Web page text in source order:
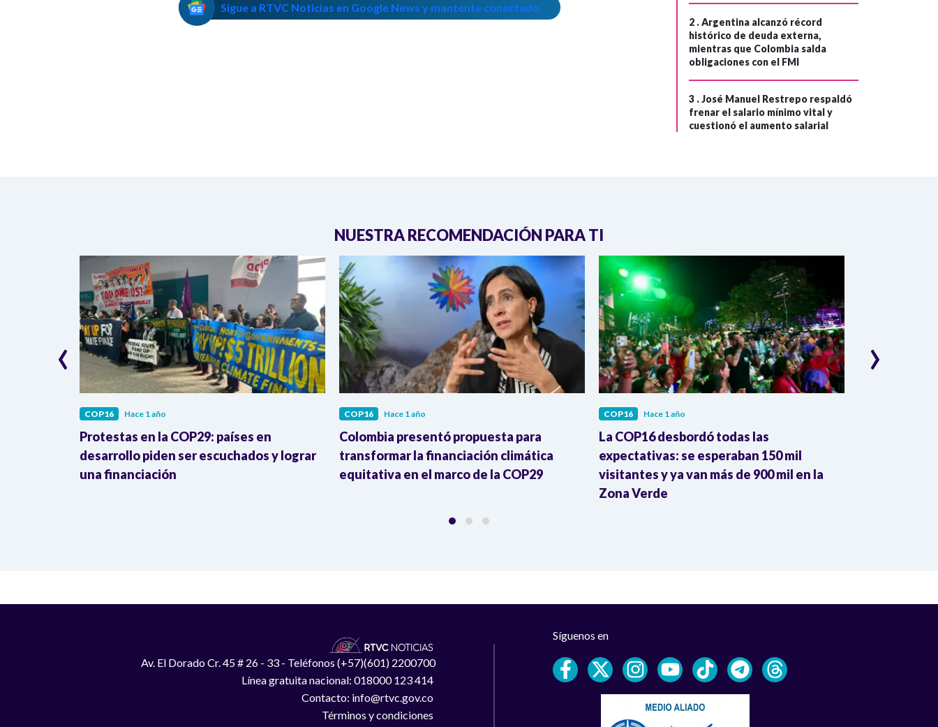
Sigue a RTVC Noticias en Google News y mantente conectado
2 .Argentina alcanzó récord
histórico de deuda externa,
mientras que Colombia salda
obligaciones con el FMI
3 .José Manuel Restrepo respaldó
frenar el salario mínimo vital y
cuestionó el aumento salarial
NUESTRA RECOMENDACIÓN PARA TI
COP16 Hace 1 año
Protestas en la COP29: países en
desarrollo piden ser escuchados y lograr
una financiación
COP16 Hace 1 año
Colombia presentó propuesta para
transformar la financiación climática
equitativa en el marco de la COP29
COP16 Hace 1 año
La COP16 desbordó todas las
expectativas: se esperaban 150 mil
visitantes y ya van más de 900 mil en la
Zona Verde
‹ ›
Av. El Dorado Cr. 45 # 26 - 33 - Teléfonos (+57)(601) 2200700
Línea gratuita nacional: 018000 123 414
Contacto: info@rtvc.gov.co
Términos y condiciones
Síguenos en